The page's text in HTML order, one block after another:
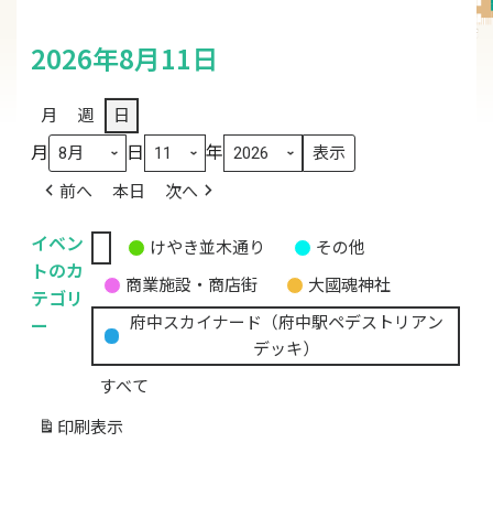
2026年8月11日
月 週 日
月 日 年
前へ 本日 次へ
イベン
トのカ
テゴリ
ー
無
題
の
カ
テ
ゴ
リ
けやき並木通り
その他
商業施設・商店街
大國魂神社
府中スカイナード（府中駅ペデストリアン
デッキ）
すべて
印刷 表示